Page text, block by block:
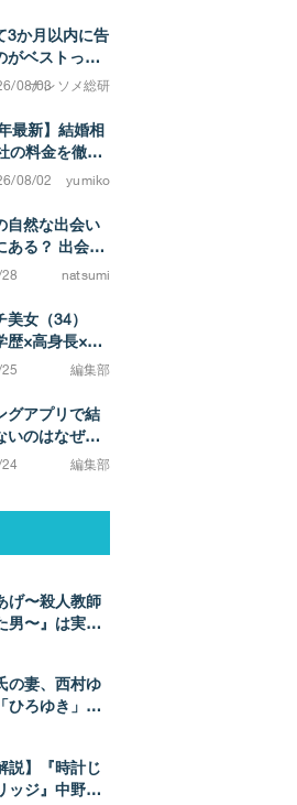
3か月以内に告
がベストって
？08/03
ナレソメ総研
最新】結婚相
の料金を徹底
婚するまでの
08/02 yumiko
自然な出会い
ある？ 出会い
結婚を考えた
natsumi
美女（34）
歴×高身長×イ
38）カップ
うのか」と実
満0の結婚生活
編集部
グアプリで結
いのはなぜ？
努力不足」で
編集部
げ〜殺人教師
男〜』は実
貌とあらすじ
の妻、西村ゆ
ひろゆき」と
ゆきからは
セージが来
婚の哲学】
説】『時計じ
ッジ』中野あ